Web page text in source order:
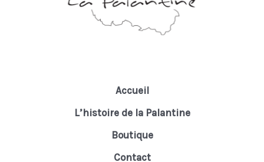
Accueil
L’histoire de la Palantine
Boutique
Contact